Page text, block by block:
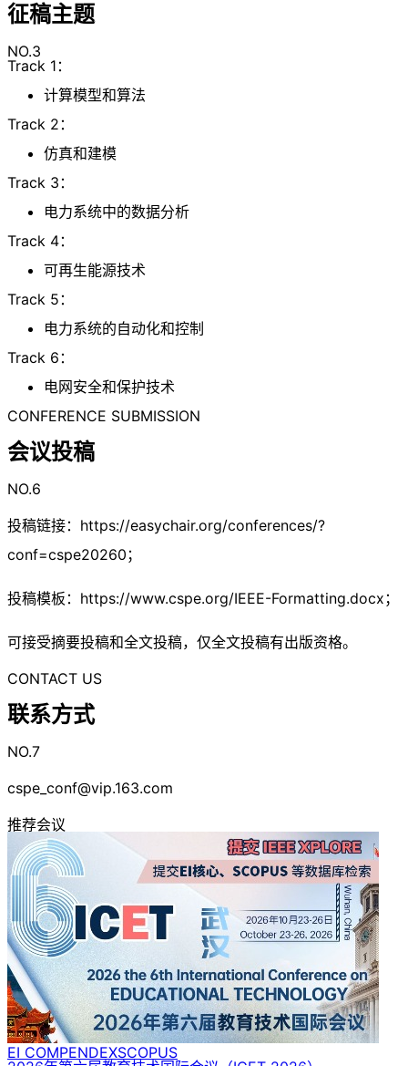
征稿主题
NO.3
Track 1：
计算模型和算法
Track 2：
仿真和建模
Track 3：
电力系统中的数据分析
Track 4：
可再生能源技术
Track 5：
电力系统的自动化和控制
Track 6：
电网安全和保护技术
CONFERENCE SUBMISSION
会议投稿
NO.6
投稿链接：https://easychair.org/conferences/?
conf=cspe20260；
投稿模板：https://www.cspe.org/IEEE-Formatting.docx；
可接受摘要投稿和全文投稿，仅全文投稿有出版资格。
CONTACT US
联系方式
NO.7
cspe_conf@vip.163.com
推荐会议
EI COMPENDEXSCOPUS